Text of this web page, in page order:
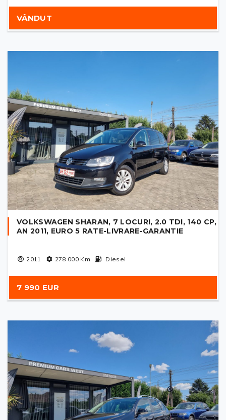
VÂNDUT
VOLKSWAGEN SHARAN, 7 LOCURI, 2.0 TDI, 140 CP,
AN 2011, EURO 5 RATE-LIVRARE-GARANTIE
2011 278 000Km Diesel
7 990 EUR